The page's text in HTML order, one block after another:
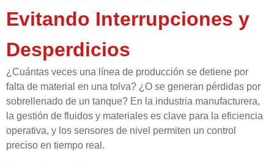
Evitando Interrupciones y
Desperdicios
¿Cuántas veces una línea de producción se detiene por
falta de material en una tolva? ¿O se generan pérdidas por
sobrellenado de un tanque? En la industria manufacturera,
la gestión de fluidos y materiales es clave para la eficiencia
operativa, y los sensores de nivel permiten un control
preciso en tiempo real.